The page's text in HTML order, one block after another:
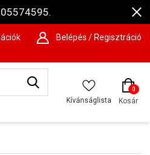
Belépés / Regisztráció
Kívánságlista
0
Kosár